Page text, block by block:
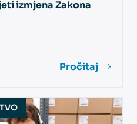
izmjena Zakona
Pročitaj